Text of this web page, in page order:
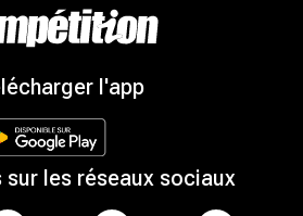
l'app
sur les réseaux sociaux